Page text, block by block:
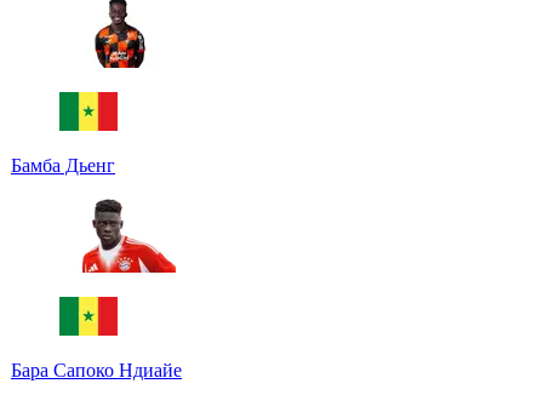
Бамба Дьенг
Бара Сапоко Ндиайе